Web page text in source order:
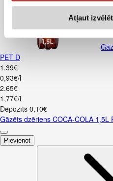
Atļaut
PET D
1 .39€
0,93€/l
2.65€
1,77€/l
Depozīts 0,10€
Gāzēts dzēriens COCA-COLA 1,5L
Pievienot